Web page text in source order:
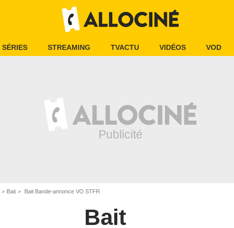
SÉRIES STREAMING TVACTU VIDÉOS VOD
Bait Bait Bande-annonce VO STFR
Bait